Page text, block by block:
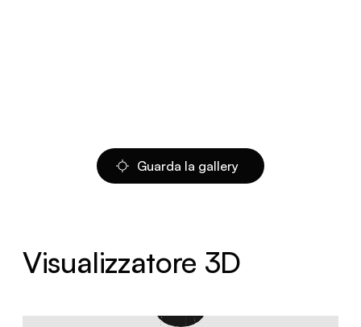
Guarda la gallery
Visualizzatore 3D